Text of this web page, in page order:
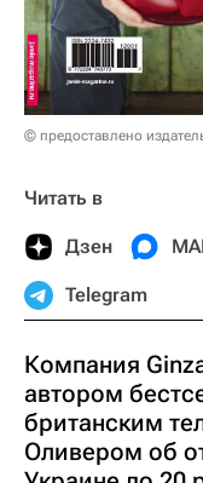
© предоставлено
Читать в
Дзен
Telegram
Компания
автором
британским
Оливером об